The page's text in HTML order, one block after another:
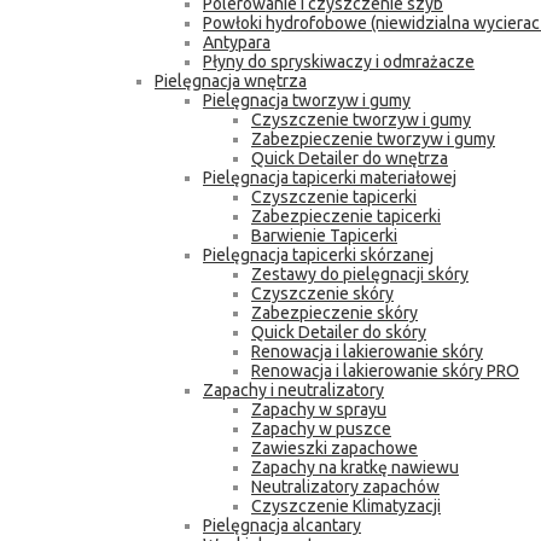
Powłoki hydrofobowe (niewidzialna
Antypara
Płyny do spryskiwaczy i odmrażacze
Pielęgnacja wnętrza
Pielęgnacja tworzyw i gumy
Czyszczenie tworzyw i gumy
Zabezpieczenie tworzyw i gumy
Quick Detailer do wnętrza
Pielęgnacja tapicerki materiałowej
Czyszczenie tapicerki
Zabezpieczenie tapicerki
Barwienie Tapicerki
Pielęgnacja tapicerki skórzanej
Zestawy do pielęgnacji skóry
Czyszczenie skóry
Zabezpieczenie skóry
Quick Detailer do skóry
Renowacja i lakierowanie skóry
Renowacja i lakierowanie skóry PRO
Zapachy i neutralizatory
Zapachy w sprayu
Zapachy w puszce
Zawieszki zapachowe
Zapachy na kratkę nawiewu
Neutralizatory zapachów
Czyszczenie Klimatyzacji
Pielęgnacja alcantary